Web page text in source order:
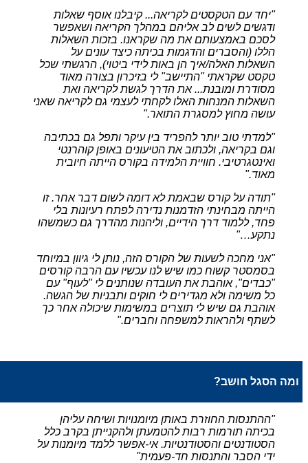
"יחד עם הטקסטים לקריאה... קיבלנו אוסף שאלות
ודגשים לשים לב אליהם במהלך הקריאה ושאפשר
לסכם באמצעותם את מה שקראנו. בזכות השאלות
הללו (והסברים והדגמות בכיתה כיצד עונים על
השאלות האלה/איך הן באות לידי ביטוי), הרגשתי שכל
טקסט שקראתי "התיישב" לי בזיכרון בצורה מאוד
מסודרת ומובנת... את הדרך לגשת לקריאה ואת
השאלות המנחות האלו לקחתי לעצמי גם לקריאה שאני
עושה מחוץ למסגרת התואר."
"למדתי טוב יותר להפריד בין עיקר ותפל גם בכתיבה
וגם בקריאה, ולכתוב את הטיעונים באופן קוהרנטי
ואינטגרטיבי. חוויית הלמידה בקורס הייתה חיובית
מאוד."
"תודה על קורס שבאמת לא דומה לשום דבר אחר. זו
הייתה מבחינתי הזדמנות נדירה לפתח רעיונות בלי
פחד, ללמוד דרך הידיים, וליהנות מהדרך גם כשמשהו
נתקע…"
"אני מחכה לשעות של הקורס הזה, נותן לי גיוון במיוחד
בסמסטר קשוח כמו שיש לנו עכשיו עם הרבה קורסים
"כבדים", אוהבת את העובדה שנותנים לי "לעוף" עם
כל משימה ולא מגדירים לי חוקים ותבניות של הגשה.
אוהבת גם שיש לי תוצרים במשימות שיכולה אחר כך
לשתף ולהראות למשפחה וחברים."
ומה הסגל חושב?
"ההתנסות החוזרת באותן מיומנויות ושיחה עליהן
בכיתה תורמות רבות להטמעתן ולהקנייתן בקרב כלל
הסטודנטים והסטודנטיות. אי-אפשר ללמד מיומנות על
ידי הסבר והתנסות חד-פעמית"